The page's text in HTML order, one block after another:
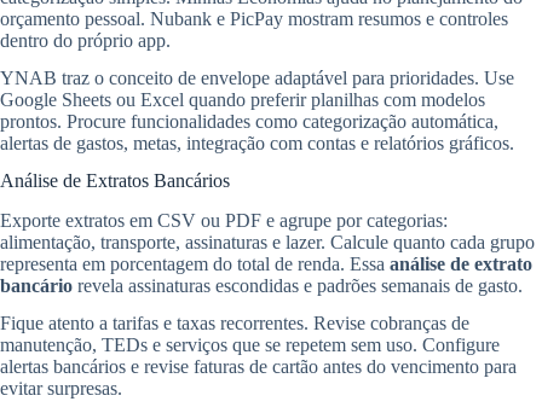
orçamento pessoal. Nubank e PicPay mostram resumos e controles
dentro do próprio app.
YNAB traz o conceito de envelope adaptável para prioridades. Use
Google Sheets ou Excel quando preferir planilhas com modelos
prontos. Procure funcionalidades como categorização automática,
alertas de gastos, metas, integração com contas e relatórios gráficos.
Análise de Extratos Bancários
Exporte extratos em CSV ou PDF e agrupe por categorias:
alimentação, transporte, assinaturas e lazer. Calcule quanto cada grupo
representa em porcentagem do total de renda. Essa análise de extrato
bancário revela assinaturas escondidas e padrões semanais de gasto.
Fique atento a tarifas e taxas recorrentes. Revise cobranças de
manutenção, TEDs e serviços que se repetem sem uso. Configure
alertas bancários e revise faturas de cartão antes do vencimento para
evitar surpresas.